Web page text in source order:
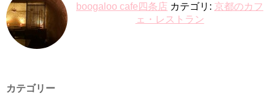
boogaloo cafe四条店 カテゴリ: 京都のカフ
ェ・レストラン
カテゴリー